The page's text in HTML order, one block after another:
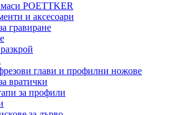
POETTKER
и аксесоари
гравиране
глави и профилни ножове
вратички
за профили